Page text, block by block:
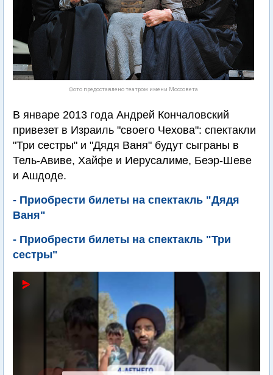
Фото предоставлено театром имени Моссовета
В январе 2013 года Андрей Кончаловский
привезет в Израиль "своего Чехова": спектакли
"Три сестры" и "Дядя Ваня" будут сыграны в
Тель-Авиве, Хайфе и Иерусалиме, Беэр-Шеве
и Ашдоде.
- Приобрести билеты на спектакль "Дядя
Ваня"
- Приобрести билеты на спектакль "Три
сестры"